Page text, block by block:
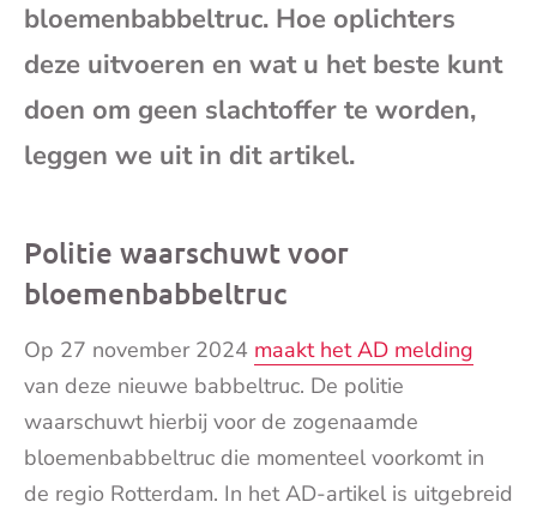
e-
bloemenbabbeltruc. Hoe oplichters
deze uitvoeren en wat u het beste kunt
doen om geen slachtoffer te worden,
leggen we uit in dit artikel.
Politie waarschuwt voor
bloemenbabbeltruc
Op 27 november 2024 maakt het AD melding
van deze nieuwe babbeltruc. De politie
waarschuwt hierbij voor de zogenaamde
bloemenbabbeltruc die momenteel voorkomt in
de regio Rotterdam. In het AD-artikel is uitgebreid